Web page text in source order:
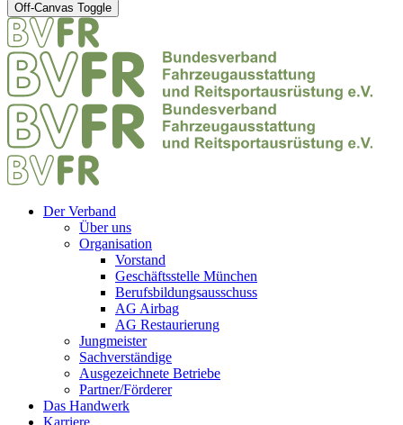
Off-Canvas Toggle
Der Verband
Über uns
Organisation
Vorstand
Geschäftsstelle München
Berufsbildungsausschuss
AG Airbag
AG Restaurierung
Jungmeister
Sachverständige
Ausgezeichnete Betriebe
Partner/Förderer
Das Handwerk